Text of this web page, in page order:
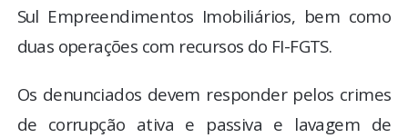
Sul Empreendimentos Imobiliários, bem como
duas operações com recursos do FI-FGTS.
Os denunciados devem responder pelos crimes
de corrupção ativa e passiva e lavagem de